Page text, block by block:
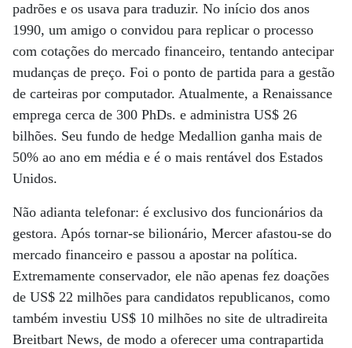
padrões e os usava para traduzir. No início dos anos
1990, um amigo o convidou para replicar o processo
com cotações do mercado financeiro, tentando antecipar
mudanças de preço. Foi o ponto de partida para a gestão
de carteiras por computador. Atualmente, a Renaissance
emprega cerca de 300 PhDs. e administra US$ 26
bilhões. Seu fundo de hedge Medallion ganha mais de
50% ao ano em média e é o mais rentável dos Estados
Unidos.
Não adianta telefonar: é exclusivo dos funcionários da
gestora. Após tornar-se bilionário, Mercer afastou-se do
mercado financeiro e passou a apostar na política.
Extremamente conservador, ele não apenas fez doações
de US$ 22 milhões para candidatos republicanos, como
também investiu US$ 10 milhões no site de ultradireita
Breitbart News, de modo a oferecer uma contrapartida